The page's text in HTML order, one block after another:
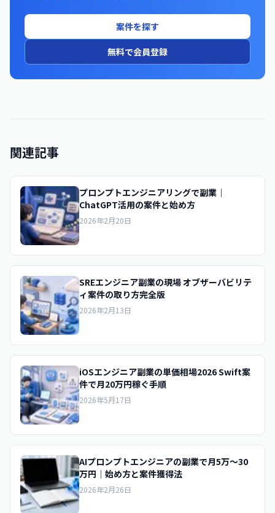
案件を探す
無料で会員登録
関連記事
プロンプトエンジニアリングで副業｜
ChatGPT活用の案件と始め方
2026年2月20日
SREエンジニア副業の現場 オブザーバビリテ
ィ案件の取り方完全版
2026年2月13日
iOSエンジニア副業の単価相場2026 Swift案
件で月20万円稼ぐ手順
2026年5月17日
AIプロンプトエンジニアの副業で月5万〜30
万円｜始め方と案件獲得法
2026年2月26日